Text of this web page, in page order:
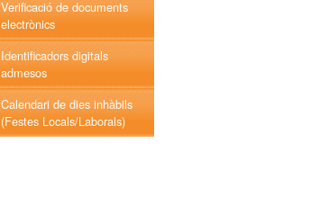
Verificació de documents
electrònics
Identificadors digitals
admesos
Calendari de dies inhàbils
(Festes Locals/Laborals)